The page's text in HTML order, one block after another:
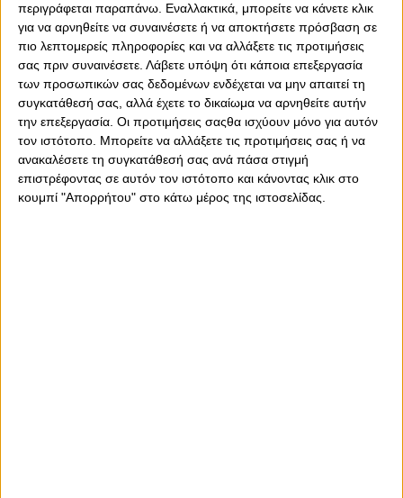
περιγράφεται παραπάνω. Εναλλακτικά, μπορείτε να κάνετε κλικ
για να αρνηθείτε να συναινέσετε ή να αποκτήσετε πρόσβαση σε
πιο λεπτομερείς πληροφορίες και να αλλάξετε τις προτιμήσεις
σας πριν συναινέσετε. Λάβετε υπόψη ότι κάποια επεξεργασία
των προσωπικών σας δεδομένων ενδέχεται να μην απαιτεί τη
συγκατάθεσή σας, αλλά έχετε το δικαίωμα να αρνηθείτε αυτήν
την επεξεργασία. Οι προτιμήσεις σαςθα ισχύουν μόνο για αυτόν
τον ιστότοπο. Μπορείτε να αλλάξετε τις προτιμήσεις σας ή να
ανακαλέσετε τη συγκατάθεσή σας ανά πάσα στιγμή
επιστρέφοντας σε αυτόν τον ιστότοπο και κάνοντας κλικ στο
κουμπί "Απορρήτου" στο κάτω μέρος της ιστοσελίδας.
H συμμετοχή του Ιράν στο Παγκόσμιο κύπελλο
οριστικοποιήθηκε και τις προηγούμενες μέρες έγινε μια
μεγάλη τελετή στην πλατεία της επανάστασης στην
Τεχεράνη για την Εθνική ομάδα της χώρας, για να παίξει
στην κορυφαία ποδοσφαιρική διοργάνωση, η οποία θα
πραγματοποιηθεί στις ΗΠΑ, το Μεξικό και τον Καναδά.
Στην πλατεία είχε τοποθετηθεί και μία γιγαντιαία αφίσα
με παίκτες της ομάδας να χαιρετούν στρατιωτικά, με
τον Μεχντί Ταρέμι του Ολυμπιακού να βρίσκεται στην
πρώτη γραμμή! Το προπονητικό κέντρο του Ιράν θα